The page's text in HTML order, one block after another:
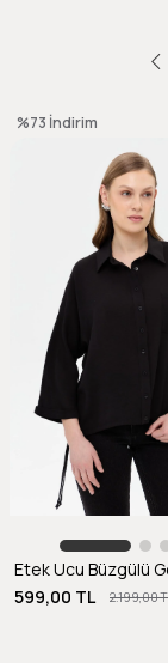
599,00 TL
2.199,00
%73 İndirim